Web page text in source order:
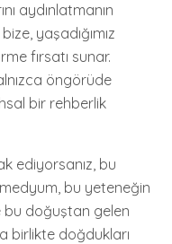
aydınlatmanın
yaşadığımız
fırsatı sunar.
öngörüde
bir rehberlik
ediyorsanız, bu
bu yeteneğin
bu doğuştan gelen
birlikte doğdukları